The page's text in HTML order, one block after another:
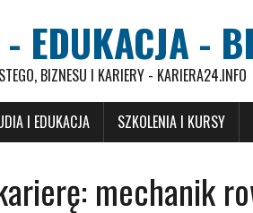
EDUKACJA -
BIZNESU I KARIERY - KARIERA24.INFO
I EDUKACJA SZKOLENIA I KURSY
mechanik